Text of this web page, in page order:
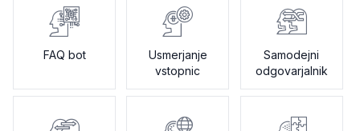
FAQ bot
Usmerjanje
vstopnic
Samodejni
odgovarjalnik